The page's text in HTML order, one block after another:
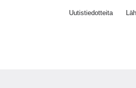
Uutistiedotteita